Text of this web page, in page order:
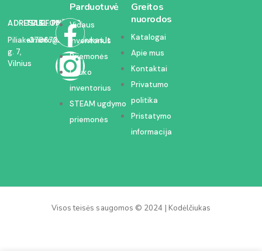
ADRESAS:
Piliakalnio
g. 7,
Vilnius
TELEFONAS:
+37067350054
EL. PAŠTAS:
info@kodelciukas.lt
Parduotuvė
Vidaus
inventorius
Priemonės
Lauko
inventorius
STEAM ugdymo
priemonės
Greitos
nuorodos
Katalogai
Apie mus
Kontaktai
Privatumo
politika
Pristatymo
informacija
Visos teisės saugomos © 2024 | Kodėlčiukas